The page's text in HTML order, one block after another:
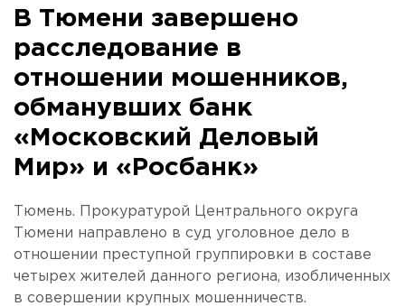
В Тюмени завершено
расследование в
отношении мошенников,
обманувших банк
«Московский Деловый
Мир» и «Росбанк»
Тюмень. Прокуратурой Центрального округа
Тюмени направлено в суд уголовное дело в
отношении преступной группировки в составе
четырех жителей данного региона, изобличенных
в совершении крупных мошенничеств.